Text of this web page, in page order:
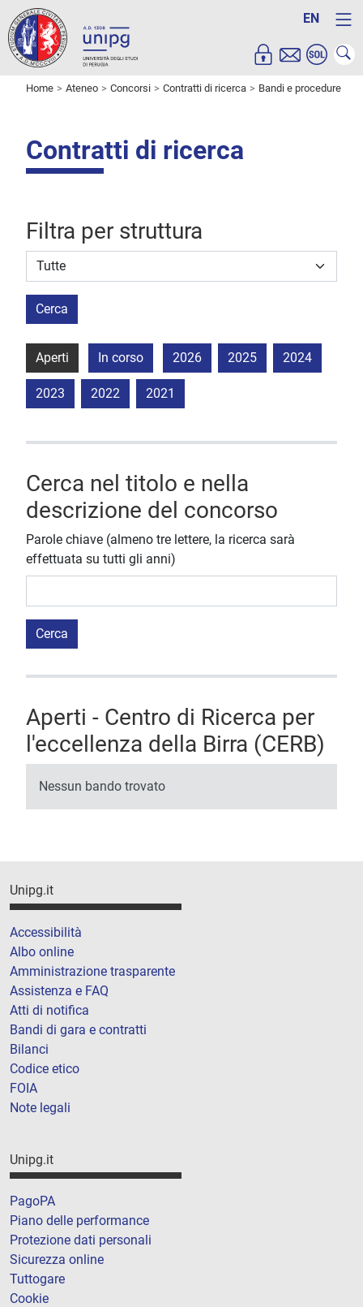
EN
Home Ateneo Concorsi Contratti di ricerca Bandi e procedure
Contratti di ricerca
Filtra per struttura
Struttura stipulante
Cerca
Aperti In corso 2026 2025 2024
2023 2022 2021
Cerca nel titolo e nella
descrizione del concorso
Parole chiave (almeno tre lettere, la ricerca sarà
effettuata su tutti gli anni)
Cerca
Aperti - Centro di Ricerca per
l'eccellenza della Birra (CERB)
Nessun bando trovato
Unipg.it
Accessibilità
Albo online
Amministrazione trasparente
Assistenza e FAQ
Atti di notifica
Bandi di gara e contratti
Bilanci
Codice etico
FOIA
Note legali
Unipg.it
PagoPA
Piano delle performance
Protezione dati personali
Sicurezza online
Tuttogare
Cookie